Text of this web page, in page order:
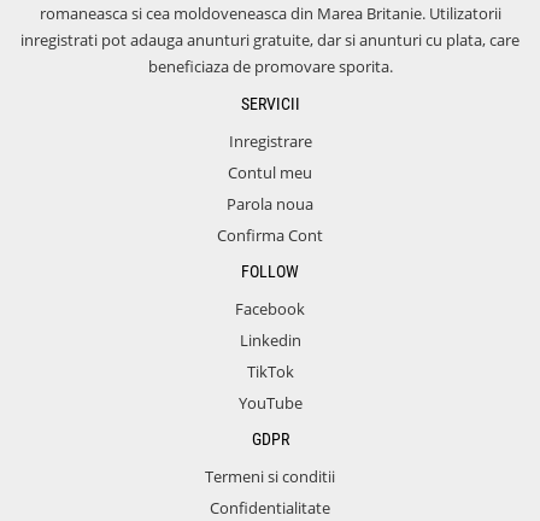
romaneasca si cea moldoveneasca din Marea Britanie. Utilizatorii
inregistrati pot adauga anunturi gratuite, dar si anunturi cu plata, care
beneficiaza de promovare sporita.
SERVICII
Inregistrare
Contul meu
Parola noua
Confirma Cont
FOLLOW
Facebook
Linkedin
TikTok
YouTube
GDPR
Termeni si conditii
Confidentialitate